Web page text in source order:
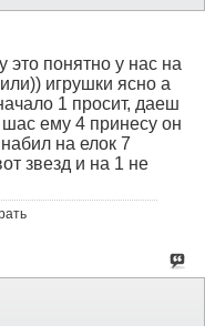
это понятно у нас на
игрушки ясно а
1 просит, даеш
шас ему 4 принесу он
на елок 7
звезд и на 1 не